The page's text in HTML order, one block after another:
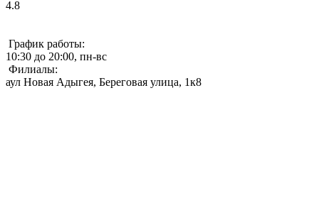
4.8
График работы:
10:30 до 20:00, пн-вс
Филиалы:
аул Новая Адыгея, Береговая улица, 1к8